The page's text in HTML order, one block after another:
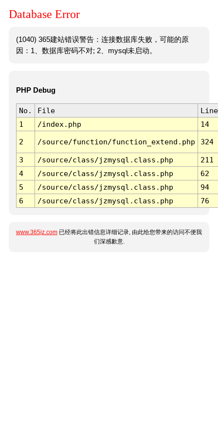
Database Error
(1040) 365建站错误警告：连接数据库失败，可能的原
因：1、数据库密码不对; 2、mysql未启动。
PHP Debug
No. File
Line
1
/index.php 14
2 /source/function/function_extend.php 324
3 /source/class/jzmysql.class.php
211
4
/source/class/jzmysql.class.php
62
5
/source/class/jzmysql.class.php
94
6
/source/class/jzmysql.class.php 76
www.365jz.com 已经将此出错信息详细记录, 由此给您带来的访问不便我
们深感歉意.